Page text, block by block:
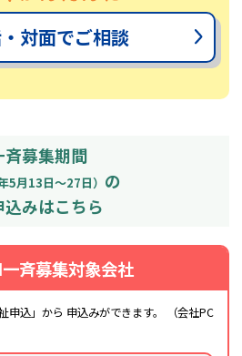
対面でご相談
斉募集期間
5月13日～27日） の
込みはこちら
斉募集対象会社
申込」から 申込みができます。
（会社PC